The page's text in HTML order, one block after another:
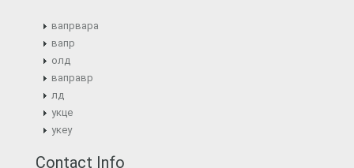
вапрвара
вапр
олд
ваправр
лд
укце
укеу
Contact Info